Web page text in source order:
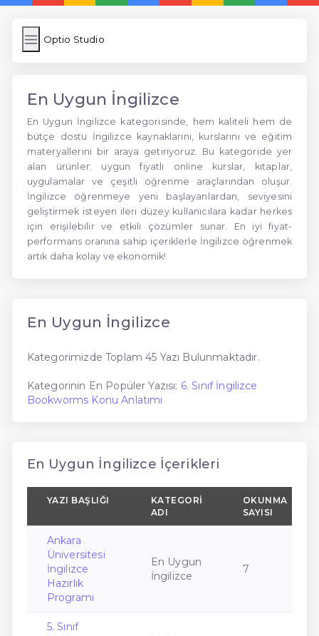
Optio Studio
En Uygun İngilizce
En Uygun İngilizce kategorisinde, hem kaliteli hem de
bütçe dostu İngilizce kaynaklarını, kurslarını ve eğitim
materyallerini bir araya getiriyoruz. Bu kategoride yer
alan ürünler; uygun fiyatlı online kurslar, kitaplar,
uygulamalar ve çeşitli öğrenme araçlarından oluşur.
İngilizce öğrenmeye yeni başlayanlardan, seviyesini
geliştirmek isteyen ileri düzey kullanıcılara kadar herkes
için erişilebilir ve etkili çözümler sunar. En iyi fiyat-
performans oranına sahip içeriklerle İngilizce öğrenmek
artık daha kolay ve ekonomik!
En Uygun İngilizce
Kategorimizde Toplam 45 Yazı Bulunmaktadır.
Kategorinin En Popüler Yazısı: 6. Sınıf İngilizce
Bookworms Konu Anlatımı
En Uygun İngilizce İçerikleri
YAZI BAŞLIĞI
KATEGORI
ADI
OKUNMA
SAYISI
Ankara
Üniversitesi
İngilizce
Hazırlık
Programı
En Uygun
İngilizce
7
5. Sınıf